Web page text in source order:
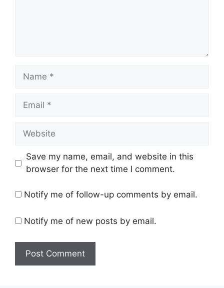
Name
Email
Website
Save my name, email, and website in this
browser for the next time I comment.
Notify me of follow-up comments by email.
Notify me of new posts by email.